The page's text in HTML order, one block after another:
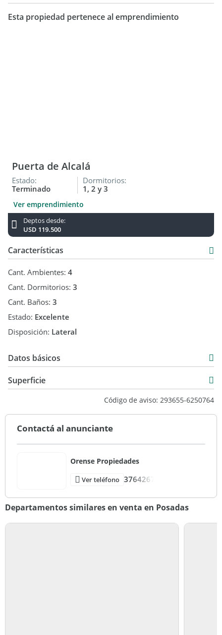
Esta propiedad pertenece al emprendimiento
Puerta de Alcalá
Estado:
Terminado
Dormitorios:
1, 2 y 3
Ver emprendimiento
Deptos desde:
USD 119.500
Características
Cant. Ambientes: 4
Cant. Dormitorios: 3
Cant. Baños: 3
Estado: Excelente
Disposición: Lateral
Datos básicos
Venta
Superficie
Código de aviso: 293655-6250764
Contactá al anunciante
Orense Propiedades
Ver teléfono 3764267
Departamentos similares en venta en Posadas